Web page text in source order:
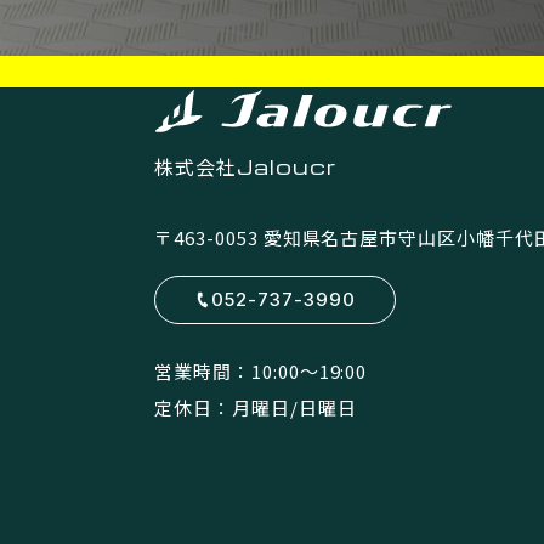
株式会社Jaloucr
〒463-0053 愛知県名古屋市守山区小幡千代
052-737-3990
営業時間：10:00〜19:00
定休日：月曜日/日曜日